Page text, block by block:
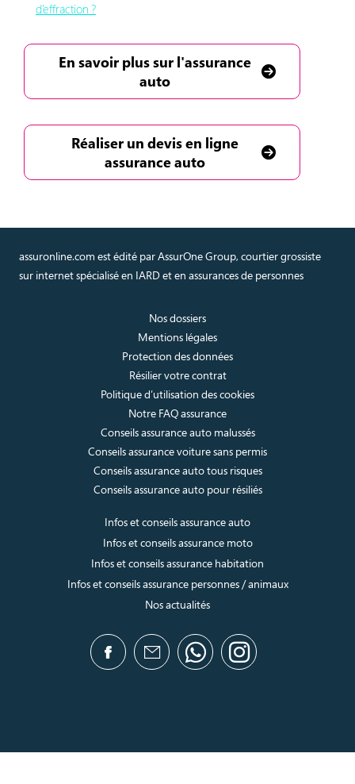
d’effraction ?
En savoir plus sur l'assurance
auto
Réaliser un devis en ligne
assurance auto
assuronline.com est édité par AssurOne Group, courtier grossiste
sur internet spécialisé en IARD et en assurances de personnes
Nos dossiers
Mentions légales
Protection des données
Résilier votre contrat
Politique d’utilisation des cookies
Notre FAQ assurance
Conseils assurance auto malussés
Conseils assurance voiture sans permis
Conseils assurance auto tous risques
Conseils assurance auto pour résiliés
Infos et conseils assurance auto
Infos et conseils assurance moto
Infos et conseils assurance habitation
Infos et conseils assurance personnes / animaux
Nos actualités